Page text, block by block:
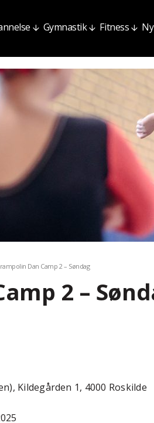
Gymnastik Fitness
Dan Camp 2 – Søndag
2 –
Kildegården 1, 4000 Roskilde